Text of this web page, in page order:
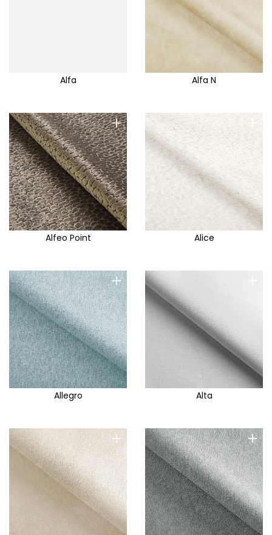
Alfa Alfa N
+
Alfeo Point
+
Alice
+
Allegro
+
Alta
+ +